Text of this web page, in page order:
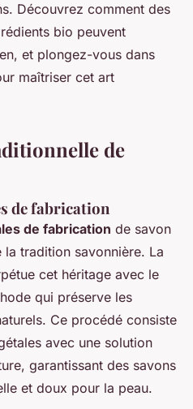
Découvrez comment des
bio peuvent
et plongez-vous dans
maîtriser cet art
de
de fabrication
de fabrication de savon
tradition savonnière. La
cet héritage avec le
qui préserve les
Ce procédé consiste
avec une solution
garantissant des savons
et doux pour la peau.